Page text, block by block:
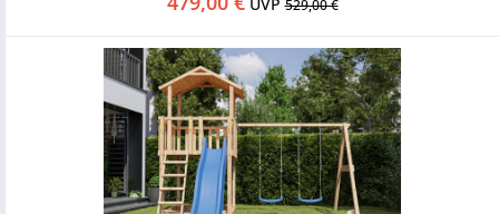
529,00 €